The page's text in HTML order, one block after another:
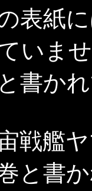
表紙
いま
書か
宙戦艦
と書